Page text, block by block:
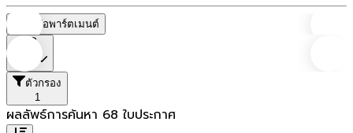
หอพัก/อพาร์ตเมนต์
ตัวกรอง
1
ผลลัพธ์การค้นหา 68 ใบประกาศ